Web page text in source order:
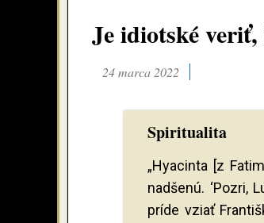
Je idiotské
24 marca 2022
Spiritualita
„Hyacinta [z
nadšenú. ‘Pozri,
príde vziať